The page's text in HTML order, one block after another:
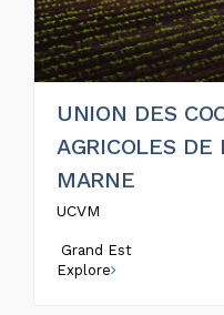
UNION DES
AGRICOLES
MARNE
UCVM
Grand Est
Explore